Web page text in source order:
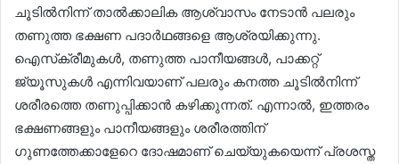
ചൂടിൽനിന്ന് താൽക്കാലിക ആശ്വാസം നേടാൻ പലരും
തണുത്ത ഭക്ഷണ പദാർഥങ്ങളെ ആശ്രയിക്കുന്നു.
ഐസ്‌ക്രീമുകൾ, തണുത്ത പാനീയങ്ങൾ, പാക്കറ്റ്
ജ്യൂസുകൾ എന്നിവയാണ് പലരും കനത്ത ചൂടിൽനിന്ന്
ശരീരത്തെ തണുപ്പിക്കാൻ കഴിക്കുന്നത്. എന്നാൽ, ഇത്തരം
ഭക്ഷണങ്ങളും പാനീയങ്ങളും ശരീരത്തിന്
ഗുണത്തേക്കാളേറെ ദോഷമാണ് ചെയ്യുകയെന്ന് പ്രശസ്ത